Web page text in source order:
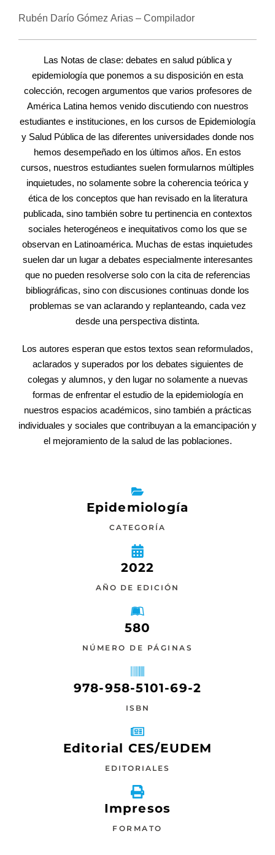
Rubén Darío Gómez Arias – Compilador
Las Notas de clase: debates en salud pública y
epidemiología que ponemos a su disposición en esta
colección, recogen argumentos que varios profesores de
América Latina hemos venido discutiendo con nuestros
estudiantes e instituciones, en los cursos de Epidemiología
y Salud Pública de las diferentes universidades donde nos
hemos desempeñado en los últimos años. En estos
cursos, nuestros estudiantes suelen formularnos múltiples
inquietudes, no solamente sobre la coherencia teórica y
ética de los conceptos que han revisado en la literatura
publicada, sino también sobre tu pertinencia en contextos
sociales heterogéneos e inequitativos como los que se
observan en Latinoamérica. Muchas de estas inquietudes
suelen dar un lugar a debates especialmente interesantes
que no pueden resolverse solo con la cita de referencias
bibliográficas, sino con discusiones continuas donde los
problemas se van aclarando y replanteando, cada vez
desde una perspectiva distinta.
Los autores esperan que estos textos sean reformulados,
aclarados y superados por los debates siguientes de
colegas y alumnos, y den lugar no solamente a nuevas
formas de enfrentar el estudio de la epidemiología en
nuestros espacios académicos, sino también a prácticas
individuales y sociales que contribuyan a la emancipación y
el mejoramiento de la salud de las poblaciones.
Epidemiología
CATEGORÍA
2022
AÑO DE EDICIÓN
580
NÚMERO DE PÁGINAS
978-958-5101-69-2
ISBN
Editorial CES/EUDEM
EDITORIALES
Impresos
FORMATO